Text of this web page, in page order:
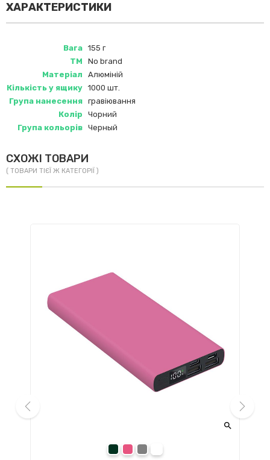
ХАРАКТЕРИСТИКИ
Вага 155 г
ТМ
No brand
Матеріал
Алюміній
Кількість у ящику 1000 шт.
Група нанесення гравіювання
Колір
Чорний
Група кольорів Черный
СХОЖІ ТОВАРИ
( ТОВАРИ ТІЄЇ Ж КАТЕГОРІЇ )
